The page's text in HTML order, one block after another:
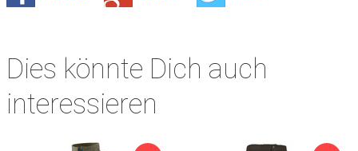
Dies könnte Dich auch
interessieren